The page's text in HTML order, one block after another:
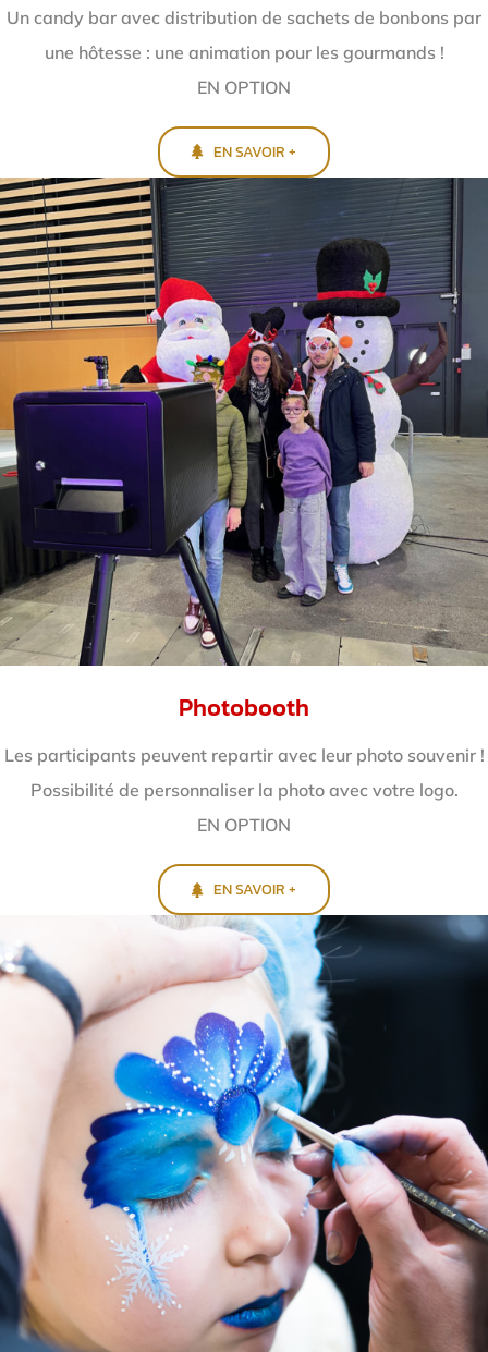
Un candy bar avec distribution de sachets de bonbons par
une hôtesse : une animation pour les gourmands !
EN OPTION
EN SAVOIR +
Photobooth
Les participants peuvent repartir avec leur photo souvenir !
Possibilité de personnaliser la photo avec votre logo.
EN OPTION
EN SAVOIR +